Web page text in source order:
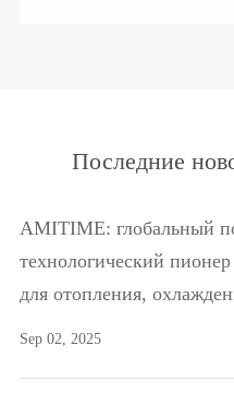
Последние
AMITIME: глобальный
технологический
для отопления,
Sep 02, 2025